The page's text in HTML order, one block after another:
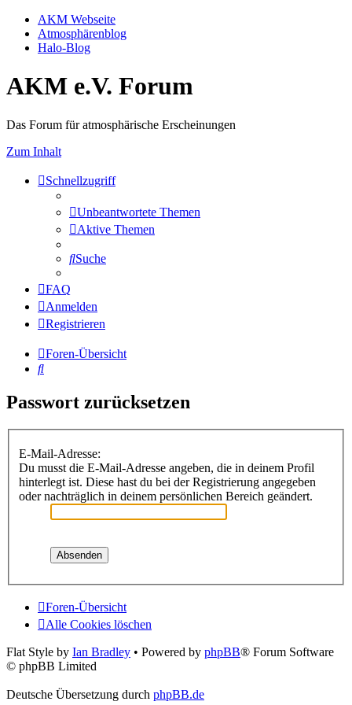
AKM Webseite
Atmosphärenblog
Halo-Blog
AKM e.V. Forum
Das Forum für atmosphärische Erscheinungen
Zum Inhalt
Schnellzugriff
Unbeantwortete Themen
Aktive Themen
Suche
FAQ
Anmelden
Registrieren
Foren-Übersicht
Suche
Passwort zurücksetzen
E-Mail-Adresse:
Du musst die E-Mail-Adresse angeben, die in deinem Profil
hinterlegt ist. Diese hast du bei der Registrierung angegeben
oder nachträglich in deinem persönlichen Bereich geändert.
Foren-Übersicht
Alle Cookies löschen
Flat Style by Ian Bradley • Powered by phpBB® Forum Software
© phpBB Limited
Deutsche Übersetzung durch phpBB.de